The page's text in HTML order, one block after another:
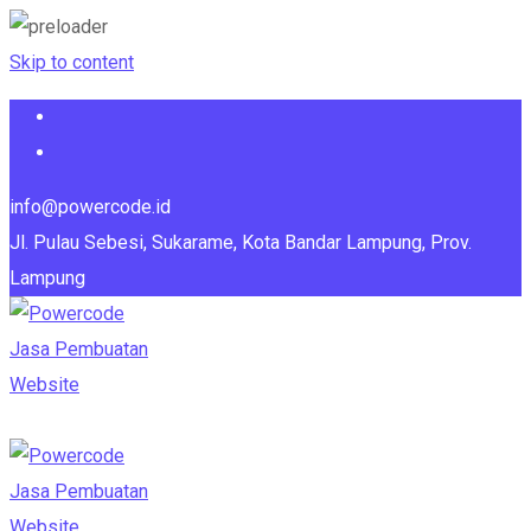
Skip to content
info@powercode.id
Jl. Pulau Sebesi, Sukarame, Kota Bandar Lampung, Prov.
Lampung